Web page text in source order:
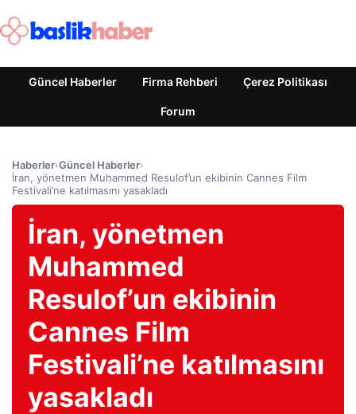
Güncel Haberler Firma Rehberi Çerez Politikası
Forum
Haberler›Güncel Haberler›
İran, yönetmen Muhammed Resulof’un ekibinin Cannes Film
Festivali’ne katılmasını yasakladı
İran, yönetmen
Muhammed
Resulof’un ekibinin
Cannes Film
Festivali’ne katılmasını
yasakladı